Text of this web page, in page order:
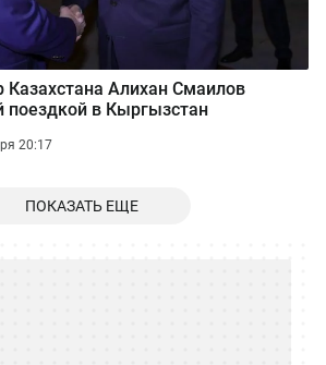
Алихан Смаилов
поездкой в Кыргызстан
20:17
ПОКАЗАТЬ ЕЩЕ